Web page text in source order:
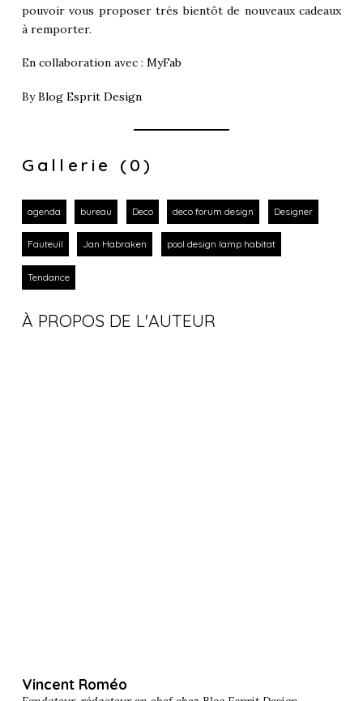
pouvoir vous proposer très bientôt de nouveaux cadeaux
à remporter.
En collaboration avec : MyFab
ByBlog Esprit Design
Gallerie (0)
agenda bureau Deco deco forum design Designer
Fauteuil Jan Habraken pool design lamp habitat
Tendance
À PROPOS DE L'AUTEUR
Vincent Roméo